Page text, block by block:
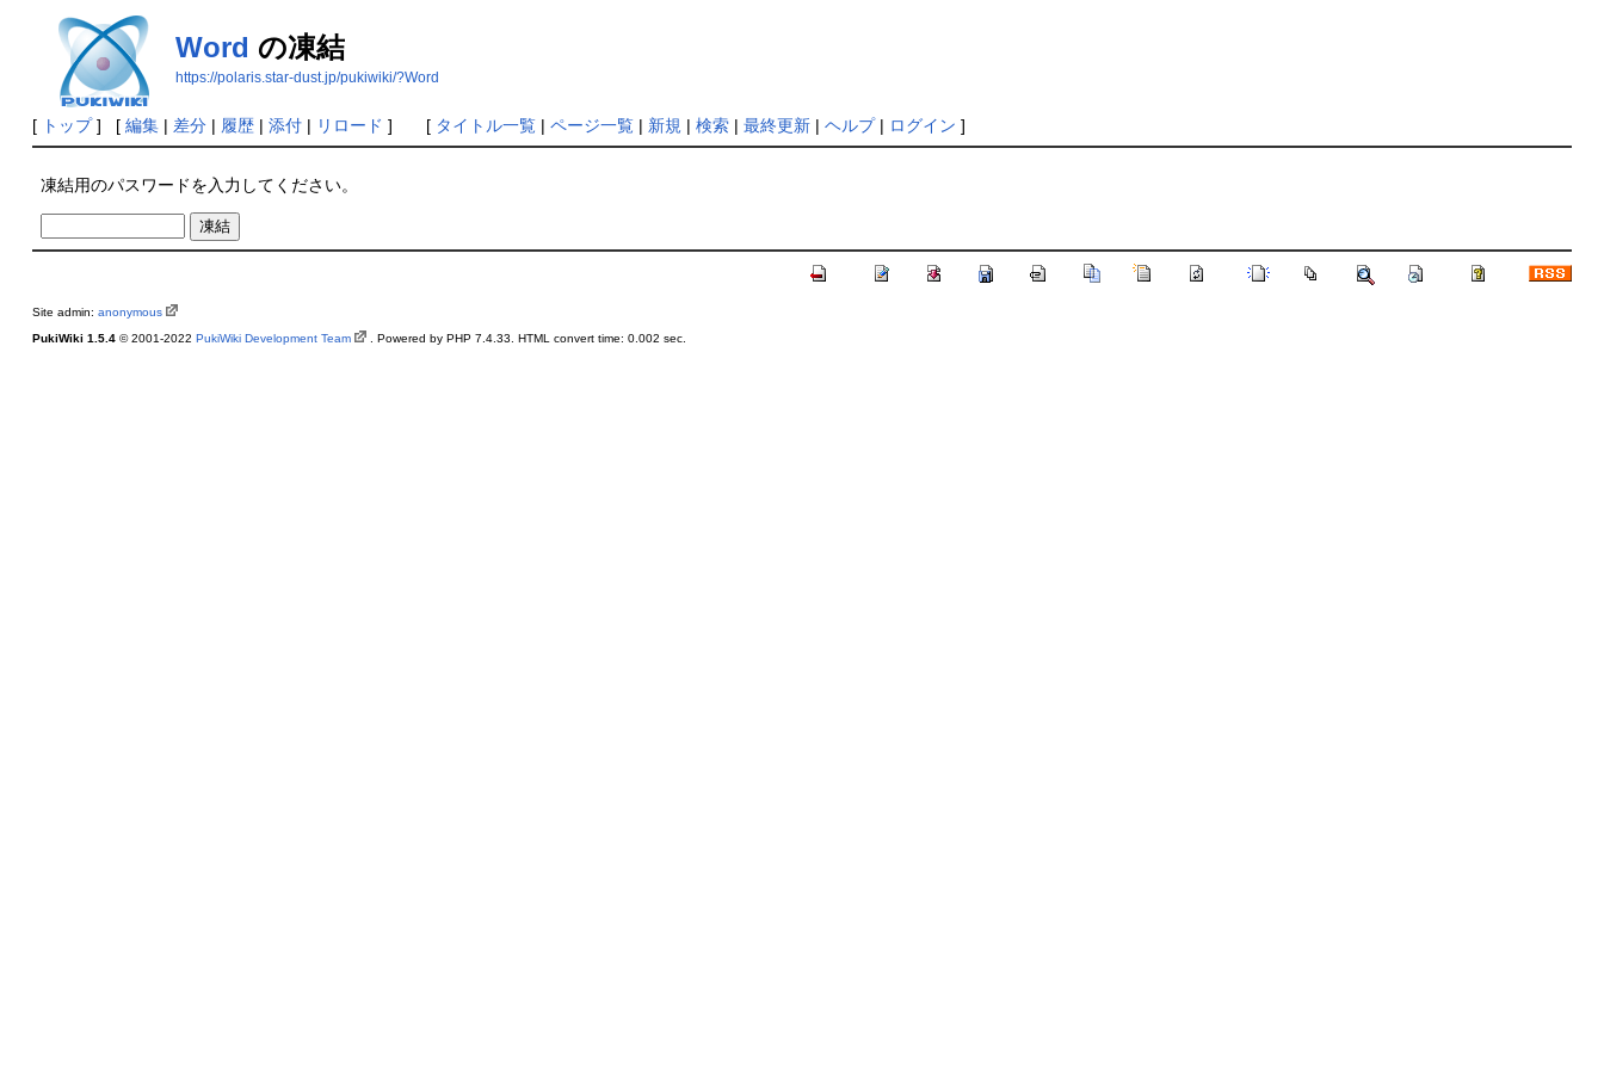
Word の凍結
https://polaris.star-dust.jp/pukiwiki/?Word
[ トップ] [ 編集| 差分| 履歴| 添付| リロード ] [ タイトル一覧| ページ一覧| 新規 | 検索| 最終更新| ヘルプ| ログイン ]
凍結用のパスワードを入力してください。
Site admin: anonymous
PukiWiki 1.5.4© 2001-2022 PukiWiki Development Team . Powered by PHP 7.4.33. HTML convert time: 0.002 sec.